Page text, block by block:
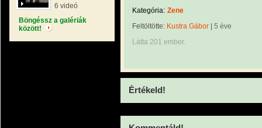
6 videó
Böngéssz a galériák
között!
Kategória: Zene
Feltöltötte: Kustra Gábor
5 éve
Látta 201 ember.
Értékeld!